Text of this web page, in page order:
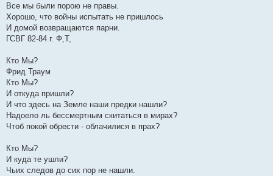
Все мы были порою не правы.
Хорошо, что войны испытать не пришлось
И домой возвращаются парни.
ГСВГ 82-84 г. Ф,Т,
Кто Мы?
Фрид Траум
Кто Мы?
И откуда пришли?
И что здесь на Земле наши предки нашли?
Надоело ль бессмертным скитаться в мирах?
Чтоб покой обрести - облачилися в прах?
Кто Мы?
И куда те ушли?
Чьих следов до сих пор не нашли.